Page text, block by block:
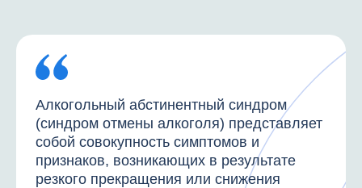
Алкогольный абстинентный синдром
(синдром отмены алкоголя) представляет
собой совокупность симптомов и
признаков, возникающих в результате
резкого прекращения или снижения